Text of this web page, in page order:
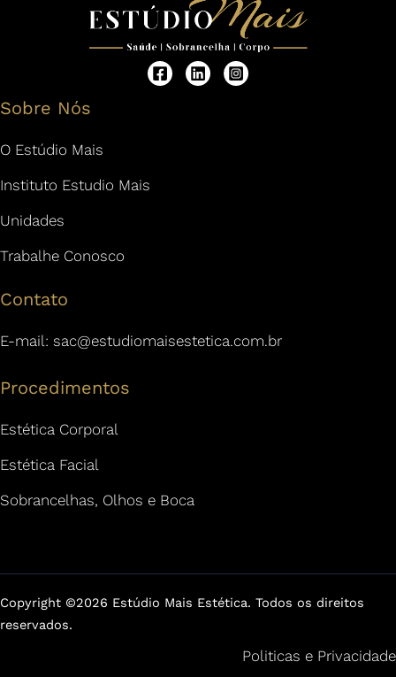
Sobre Nós
O Estúdio Mais
Instituto Estudio Mais
Unidades
Trabalhe Conosco
Contato
E-mail: sac@estudiomaisestetica.com.br
Procedimentos
Estética Corporal
Estética Facial
Sobrancelhas, Olhos e Boca
Copyright ©2026 Estúdio Mais Estética. Todos os direitos
reservados.
Politicas e Privacidade